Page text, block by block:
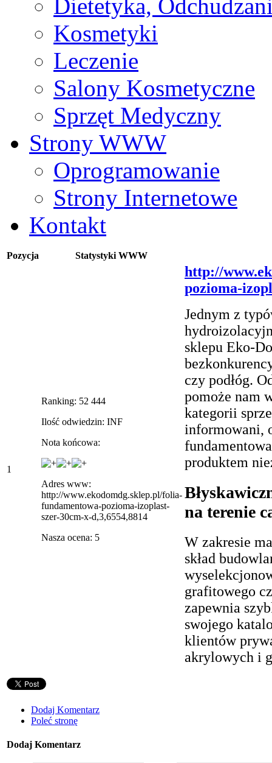
Dietetyka,
Kosmetyki
Leczenie
Salony Kosmetyczne
Sprzęt Medyczny
Strony WWW
Oprogramowanie
Strony Internetowe
Kontakt
Pozycja Statystyki WWW
1
Ranking: 52 444
Ilość odwiedzin: INF
Nota końcowa:
Adres www:
http://www.ekodomdg.sklep.pl/folia-
fundamentowa-pozioma-izoplast-
szer-30cm-x-d,3,6554,8814
Nasza ocena: 5
http://
pozioma-
Jednym z
sklepu Eko-
czy podłóg.
pomoże nam
kategorii
informowani,
produktem
na terenie
W zakresie
skład
grafitowego
zapewnia
swojego
klientów
akrylowych i
Dodaj Komentarz
Poleć stronę
Dodaj Komentarz